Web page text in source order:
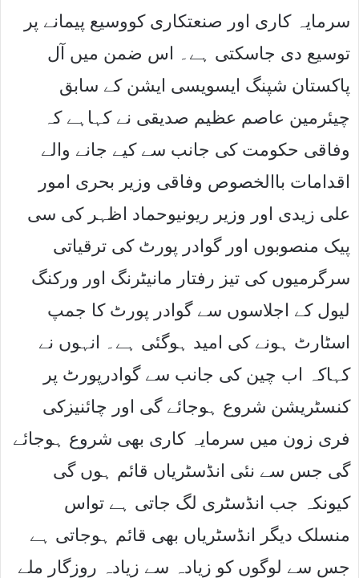
سرمایہ کاری اور صنعتکاری کووسیع پیمانے پر
توسیع دی جاسکتی ہے۔ اس ضمن میں آل
پاکستان شپنگ ایسویسی ایشن کے سابق
چیئرمین عاصم عظیم صدیقی نے کہاہے کہ
وفاقی حکومت کی جانب سے کیے جانے والے
اقدامات باالخصوص وفاقی وزیر بحری امور
علی زیدی اور وزیر ریونیوحماد اظہر کی سی
پیک منصوبوں اور گوادر پورٹ کی ترقیاتی
سرگرمیوں کی تیز رفتار مانیٹرنگ اور ورکنگ
لیول کے اجلاسوں سے گوادر پورٹ کا جمپ
اسٹارٹ ہونے کی امید ہوگئی ہے۔ انہوں نے
کہاکہ اب چین کی جانب سے گوادرپورٹ پر
کنسٹریشن شروع ہوجائے گی اور چائنیزکی
فری زون میں سرمایہ کاری بھی شروع ہوجائے
گی جس سے نئی انڈسٹریاں قائم ہوں گی
کیونکہ جب انڈسٹری لگ جاتی ہے تواس
منسلک دیگر انڈسٹریاں بھی قائم ہوجاتی ہے
جس سے لوگوں کو زیادہ سے زیادہ روزگار ملے